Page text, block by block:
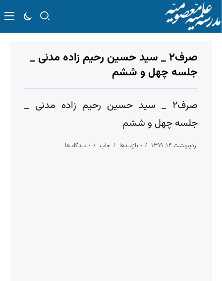
صرف۲ _ سید حسین رحیم زاده مدنی _
جلسه چهل و ششم
صرف۲ _ سید حسین رحیم زاده مدنی _
جلسه چهل و ششم
اردیبهشت ۱۴, ۱۳۹۹ ۰ بازدیدها چاپ ۰ دیدگاه ها